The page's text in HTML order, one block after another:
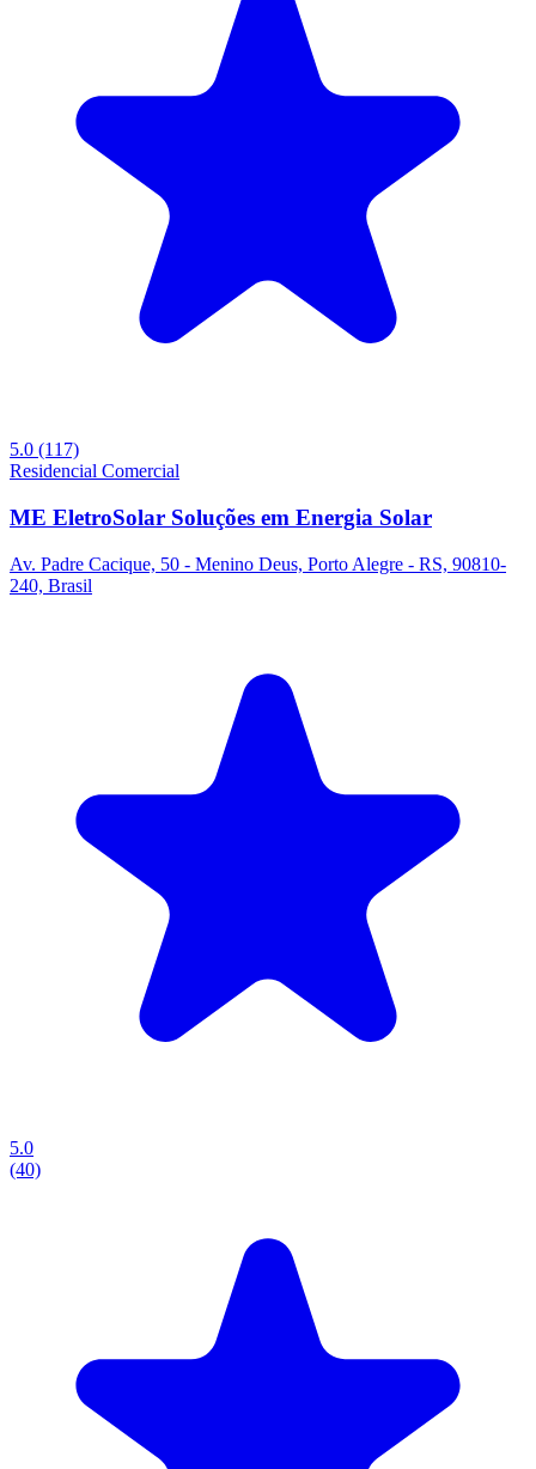
5.0 (117)
Residencial Comercial
ME EletroSolar Soluções em Energia Solar
Av. Padre Cacique, 50 - Menino Deus, Porto Alegre - RS, 90810-
240, Brasil
5.0
(40)